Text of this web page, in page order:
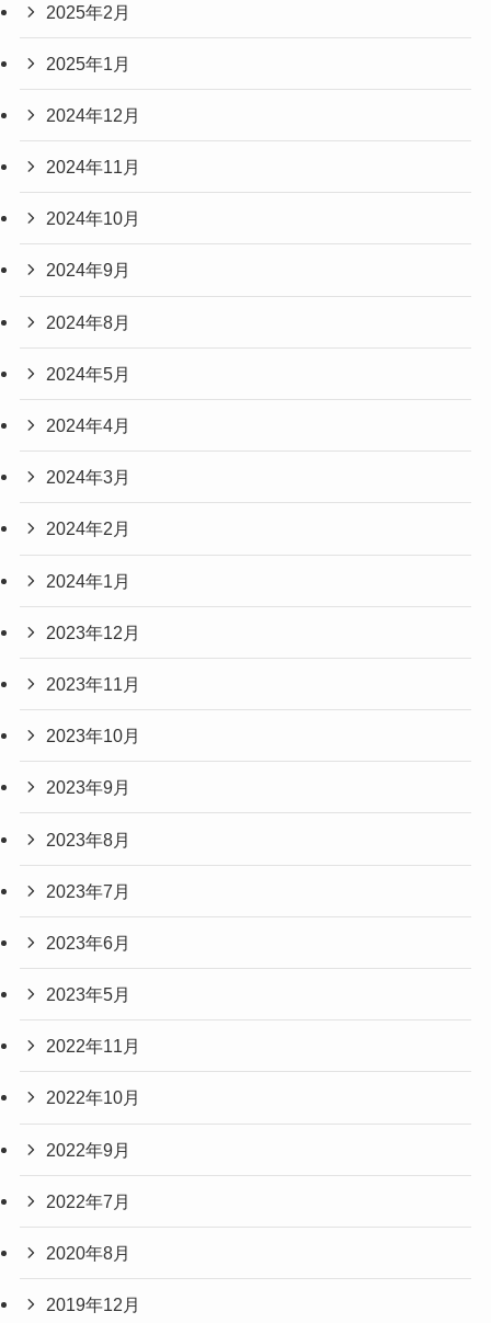
2025年2月
2025年1月
2024年12月
2024年11月
2024年10月
2024年9月
2024年8月
2024年5月
2024年4月
2024年3月
2024年2月
2024年1月
2023年12月
2023年11月
2023年10月
2023年9月
2023年8月
2023年7月
2023年6月
2023年5月
2022年11月
2022年10月
2022年9月
2022年7月
2020年8月
2019年12月